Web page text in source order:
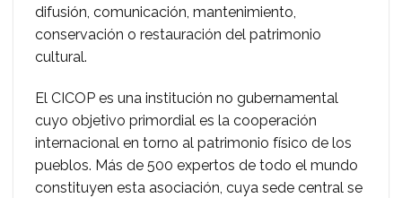
difusión, comunicación, mantenimiento,
conservación o restauración del patrimonio
cultural.
El CICOP es una institución no gubernamental
cuyo objetivo primordial es la cooperación
internacional en torno al patrimonio físico de los
pueblos. Más de 500 expertos de todo el mundo
constituyen esta asociación, cuya sede central se